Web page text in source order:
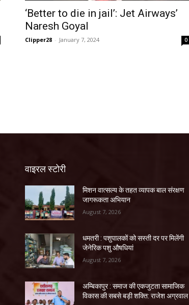
‘Better to die in jail’: Jet Airways’
Naresh Goyal
Clipper28 - January 7, 2024 0
वाइरल स्टोरी
मिशन वात्सल्य के तहत व्यापक बाल संरक्षण
जागरूकता अभियान
August 7, 2026
धमतरी : पशुपालकों को सस्ती दर पर मिलेंगी
जेनेरिक पशु औषधियां
August 7, 2026
अम्बिकापुर : समाज की एकजुटता सामाजिक
विकास की सबसे बड़ी शक्ति: राजेश अग्रवाल